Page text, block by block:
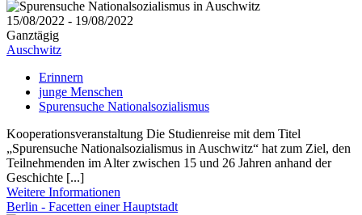
15/08/2022 - 19/08/2022
Ganztägig
Auschwitz
Erinnern
junge Menschen
Spurensuche Nationalsozialismus
Kooperationsveranstaltung Die Studienreise mit dem Titel
„Spurensuche Nationalsozialismus in Auschwitz“ hat zum Ziel, den
Teilnehmenden im Alter zwischen 15 und 26 Jahren anhand der
Geschichte [...]
Weitere Informationen
Berlin - Facetten einer Hauptstadt